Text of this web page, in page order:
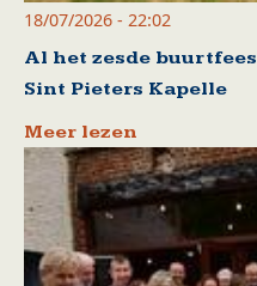
18/07/2026 - 22:02
Al het zesde
Sint Pieters Kapelle
Meer lezen